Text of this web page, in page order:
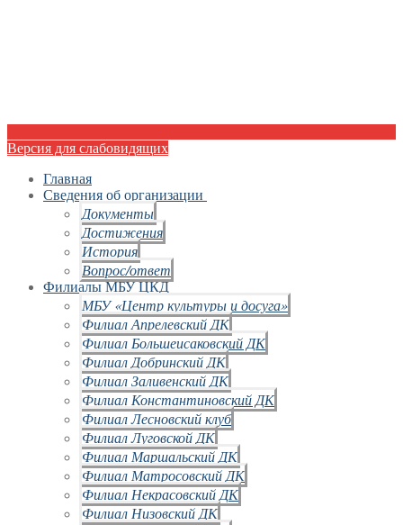
Версия для слабовидящих
Главная
Сведения об организации
Документы
Достижения
История
Вопрос/ответ
Филиалы МБУ ЦКД
МБУ «Центр культуры и досуга»
Филиал Апрелевский ДК
Филиал Большеисаковский ДК
Филиал Добринский ДК
Филиал Заливенский ДК
Филиал Константиновский ДК
Филиал Лесновский клуб
Филиал Луговской ДК
Филиал Маршальский ДК
Филиал Матросовский ДК
Филиал Некрасовский ДК
Филиал Низовский ДК